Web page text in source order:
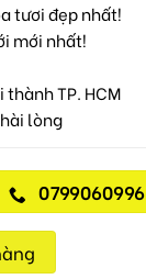
tươi đẹp nhất!
mới nhất!
TP. HCM
lòng
0799060996